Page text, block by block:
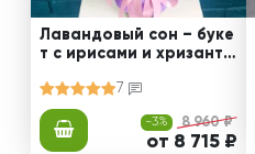
Лавандовый сон – буке
т с ирисами и хризанте
7
-3% 8 960 ₽
от 8 715 ₽